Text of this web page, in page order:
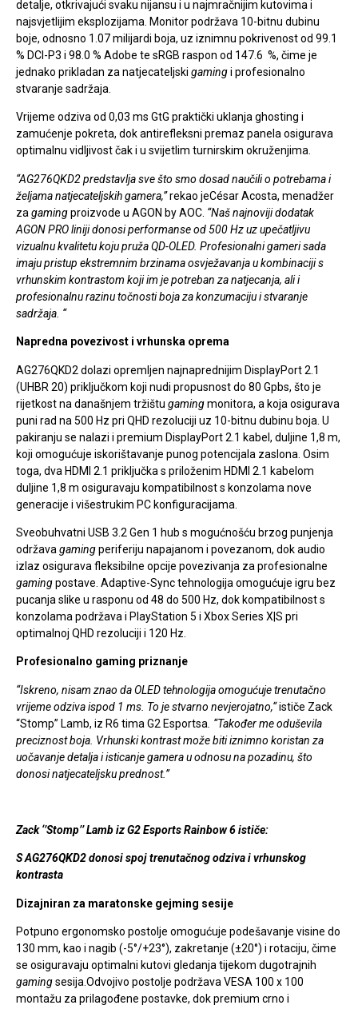
detalje, otkrivajući svaku nijansu i u najmračnijim kutovima i
najsvjetlijim eksplozijama. Monitor podržava 10-bitnu dubinu
boje, odnosno 1.07 milijardi boja, uz iznimnu pokrivenost od 99.1
% DCI-P3 i 98.0 % Adobe te sRGB raspon od 147.6 %, čime je
jednako prikladan za natjecateljski gamingi profesionalno
stvaranje sadržaja.
Vrijeme odziva od 0,03 ms GtG praktički uklanja ghosting i
zamućenje pokreta, dok antirefleksni premaz panela osigurava
optimalnu vidljivost čak i u svijetlim turnirskim okruženjima.
“AG276QKD2 predstavlja sve što smo dosad naučili o potrebama i
željama natjecateljskih gamera,”rekao jeCésar Acosta, menadžer
za gamingproizvode u AGON by AOC. “Naš najnoviji dodatak
AGON PRO liniji donosi performanse od 500 Hz uz upečatljivu
vizualnu kvalitetu koju pruža QD-OLED. Profesionalni gameri sada
imaju pristup ekstremnim brzinama osvježavanja u kombinaciji s
vrhunskim kontrastom koji im je potreban za natjecanja, ali i
profesionalnu razinu točnosti boja za konzumaciju i stvaranje
sadržaja. “
Napredna povezivost i vrhunska oprema
AG276QKD2 dolazi opremljen najnaprednijim DisplayPort 2.1
(UHBR 20) priključkom koji nudi propusnost do 80 Gpbs, što je
rijetkost na današnjem tržištu gamingmonitora, a koja osigurava
puni rad na 500 Hz pri QHD rezoluciji uz 10-bitnu dubinu boja. U
pakiranju se nalazi i premium DisplayPort 2.1 kabel, duljine 1,8 m,
koji omogućuje iskorištavanje punog potencijala zaslona. Osim
toga, dva HDMI 2.1 priključka s priloženim HDMI 2.1 kabelom
duljine 1,8 m osiguravaju kompatibilnost s konzolama nove
generacije i višestrukim PC konfiguracijama.
Sveobuhvatni USB 3.2 Gen 1 hub s mogućnošću brzog punjenja
održava gamingperiferiju napajanom i povezanom, dok audio
izlaz osigurava fleksibilne opcije povezivanja za profesionalne
gamingpostave. Adaptive-Sync tehnologija omogućuje igru bez
pucanja slike u rasponu od 48 do 500 Hz, dok kompatibilnost s
konzolama podržava i PlayStation 5 i Xbox Series X|S pri
optimalnoj QHD rezoluciji i 120 Hz.
Profesionalno gaming priznanje
“Iskreno, nisam znao da OLED tehnologija omogućuje trenutačno
vrijeme odziva ispod 1 ms. To je stvarno nevjerojatno,“ističe Zack
“Stomp” Lamb, iz R6 tima G2 Esportsa . “Također me oduševila
preciznost boja. Vrhunski kontrast može biti iznimno koristan za
uočavanje detalja i isticanje gamera u odnosu na pozadinu, što
donosi natjecateljsku prednost.’’
Zack ‘’Stomp’’ Lamb iz G2 Esports Rainbow 6 ističe:
S AG276QKD2 donosi spoj trenutačnog odziva i vrhunskog
kontrasta
Dizajniran za maratonske gejming sesije
Potpuno ergonomsko postolje omogućuje podešavanje visine do
130 mm, kao i nagib (-5°/+23°), zakretanje (±20°) i rotaciju, čime
se osiguravaju optimalni kutovi gledanja tijekom dugotrajnih
gamingsesija.Odvojivo postolje podržava VESA 100 x 100
montažu za prilagođene postavke, dok premium crno i